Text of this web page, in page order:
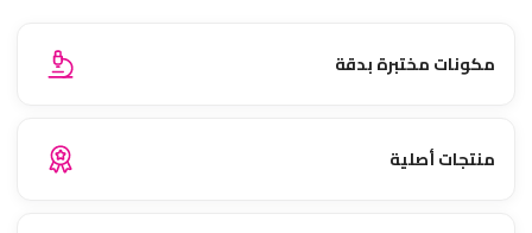
مكونات مختبرة بدقة
منتجات أصلية